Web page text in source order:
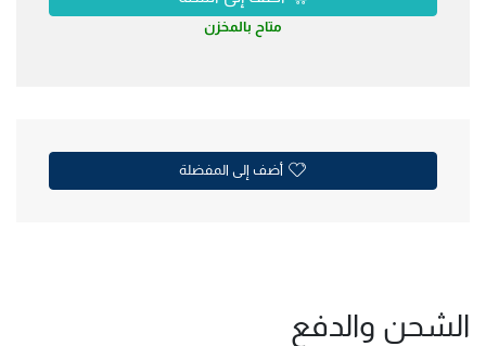
متاح بالمخزن
أضف إلى المفضلة
الشحن والدفع